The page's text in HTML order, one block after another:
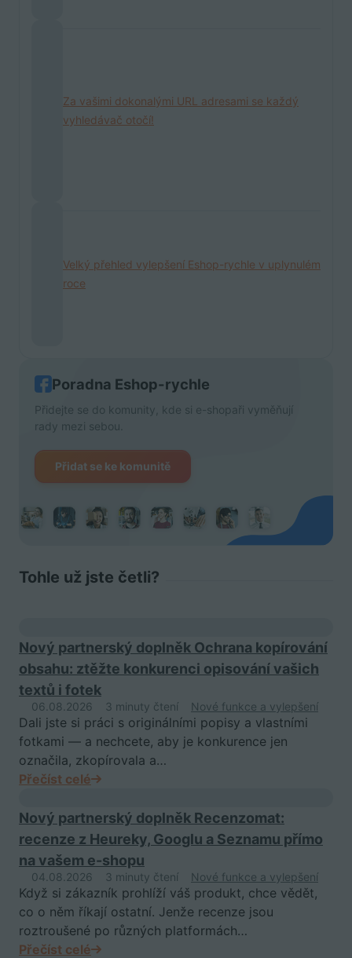
Za vašimi dokonalými URL adresami se každý
vyhledávač otočí!
Velký přehled vylepšení Eshop-rychle v uplynulém
roce
Poradna Eshop-rychle
Přidejte se do komunity, kde si e-shopaři vyměňují
rady mezi sebou.
Přidat se ke komunitě
Tohle už jste četli?
Nový partnerský doplněk Ochrana kopírování
obsahu: ztěžte konkurenci opisování vašich
textů i fotek
06.08.2026 3 minuty čtení Nové funkce a vylepšení
Dali jste si práci s originálními popisy a vlastními
fotkami — a nechcete, aby je konkurence jen
označila, zkopírovala a…
Přečíst celé
Nový partnerský doplněk Recenzomat:
recenze z Heureky, Googlu a Seznamu přímo
na vašem e-shopu
04.08.2026 3 minuty čtení Nové funkce a vylepšení
Když si zákazník prohlíží váš produkt, chce vědět,
co o něm říkají ostatní. Jenže recenze jsou
roztroušené po různých platformách…
Přečíst celé